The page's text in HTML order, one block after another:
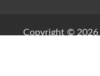
Copyright © 2026